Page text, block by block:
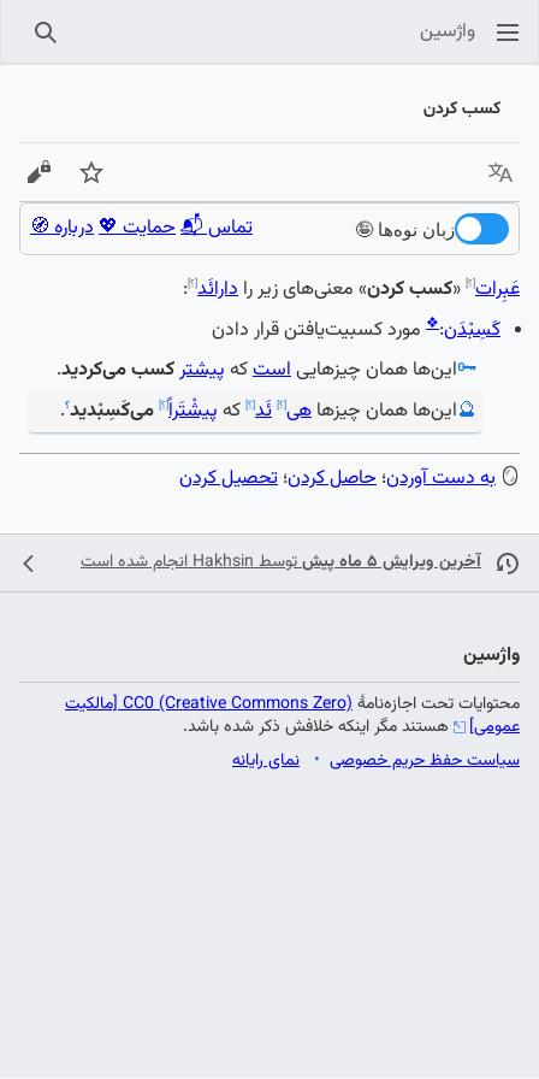
واژسین
کسب کردن
زبان پیگیری
زبان نوه‌ها 🤪 تماس 📬حمایت 💖درباره 🧭
عَبِرات[؟] «کسب کردن» معنی‌های زیر را دارائَد[؟]:
کَسِبْدَن:
❖ مورد کسبیت‌یافتن قرار دادن
🗝️این‌ها همان چیزهاییاستکه پیشترکسب می‌کردید.
🔮این‌ها همان چیزها هی[؟] ئَد[؟] که پیشْتَراً[؟] می‌کَسِبْدید؟.
🪞 به دست آوردن؛ حاصل کردن؛ تحصیل کردن
آخرین ویرایش ۵ ماه پیش توسطHakhsinانجام شده است
واژسین
محتوایات تحت اجازه‌نامهٔ
CC0 (Creative Commons Zero) [مالکیت
عمومی]
هستند مگر اینکه خلافش ذکر شده باشد.
سیاست حفظ حریم خصوصی
نمای رایانه